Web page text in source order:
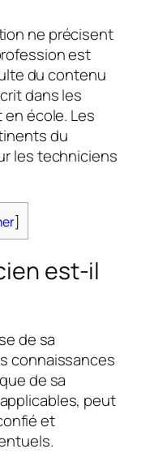
ne précisent
est
du contenu
dans les
école. Les
du
les techniciens
]
est-il
de sa
connaissances
de sa
peut
et